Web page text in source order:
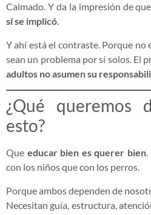
Calmado. Y da la impresión de que
sí se implicó.
Y ahí está el contraste. Porque no
sean un problema por sí solos. El
adultos no asumen su
¿Qué queremos
esto?
Que educar bien es querer bien.
con los niños que con los perros.
Porque ambos dependen de
Necesitan guía, estructura,